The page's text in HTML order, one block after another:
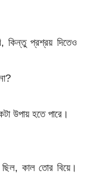
কিন্তু প্রশ্রয় দিতেও
উপায় হতে পারে।
কাল তোর বিয়ে।